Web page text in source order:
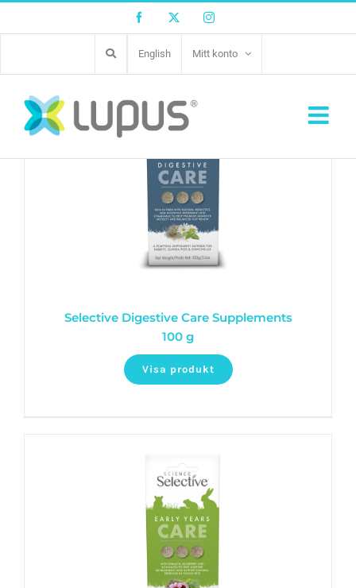
Facebook Twitter Instagram
English Mitt konto
Selective Digestive Care Supplements
100 g
Visa produkt